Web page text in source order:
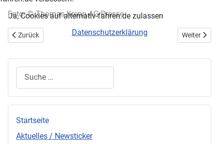
Foto: © Thomas-Krenn.AG Presse
Vorheriger Beitrag: e-miglia 2011: TÜV Süd richtet Fahrerlager aus
Zurück Nächster
Weiter
Suchen
Startseite
Aktuelles / Newsticker
Ja, Cookies auf alternativ-fahren.de zulassen
Datenschutzerklärung